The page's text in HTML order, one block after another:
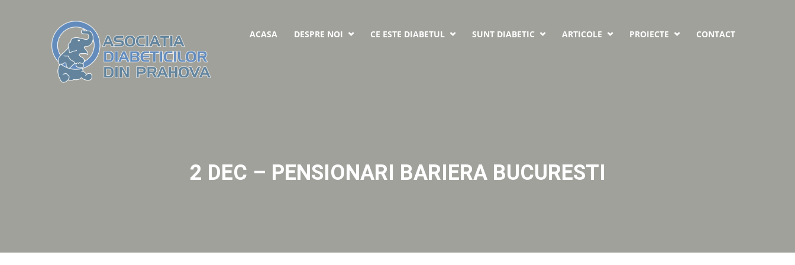
ACASA DESPRE NOI  CE ESTE DIABETUL  SUNT DIABETIC  ARTICOLE  PROIECTE  CONTACT
2 DEC – PENSIONARI BARIERA BUCURESTI